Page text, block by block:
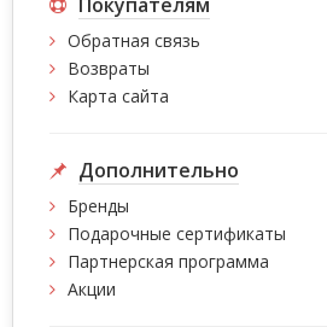
Обратная связь
Возвраты
Карта сайта
Дополнительно
Бренды
Подарочные сертификаты
Партнерская программа
Акции